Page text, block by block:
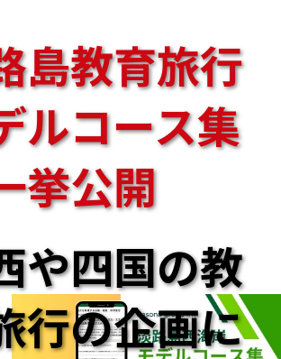
島教育旅行
ルコース集
挙公開
や四国の教
行の企画に